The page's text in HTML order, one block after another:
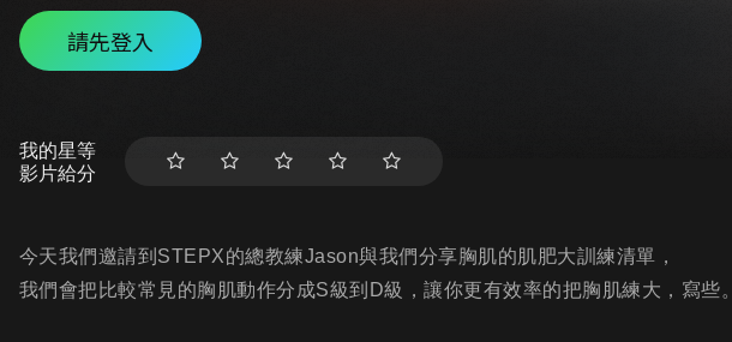
請先登入
我的星等
影片給分
今天我們邀請到STEPX的總教練Jason與我們分享胸肌的肌肥大訓練清單，
我們會把比較常見的胸肌動作分成S級到D級，讓你更有效率的把胸肌練大，寫些。